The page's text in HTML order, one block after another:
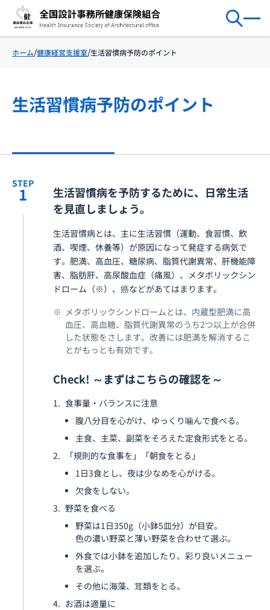
ホーム 健康経営支援室 生活習慣病予防のポイント
生活習慣病予防のポイント
STEP
1
生活習慣病を予防するために、日常生活
を見直しましょう。
生活習慣病とは、主に生活習慣（運動、食習慣、飲
酒、喫煙、休養等）が原因になって発症する病気で
す。肥満、高血圧、糖尿病、脂質代謝異常、肝機能障
害、脂肪肝、高尿酸血症（痛風）、メタボリックシン
ドローム（※）、癌などがあてはまります。
メタボリックシンドロームとは、内蔵型肥満に高
血圧、高血糖、脂質代謝異常のうち2つ以上が合併
した状態をさします。改善には肥満を解消するこ
とがもっとも有効です。
Check! ～まずはこちらの確認を～
食事量・バランスに注意
腹八分目を心がけ、ゆっくり噛んで食べる。
主食、主菜、副菜をそろえた定食形式をとる。
「規則的な食事を」「朝食をとる」
1日3食とし、夜は少なめを心がける。
欠食をしない。
野菜を食べる
野菜は1日350g（小鉢5皿分）が目安。
色の濃い野菜と薄い野菜を合わせて選ぶ。
外食では小鉢を追加したり、彩り良いメニュー
を選ぶ。
その他に海藻、茸類をとる。
お酒は適量に